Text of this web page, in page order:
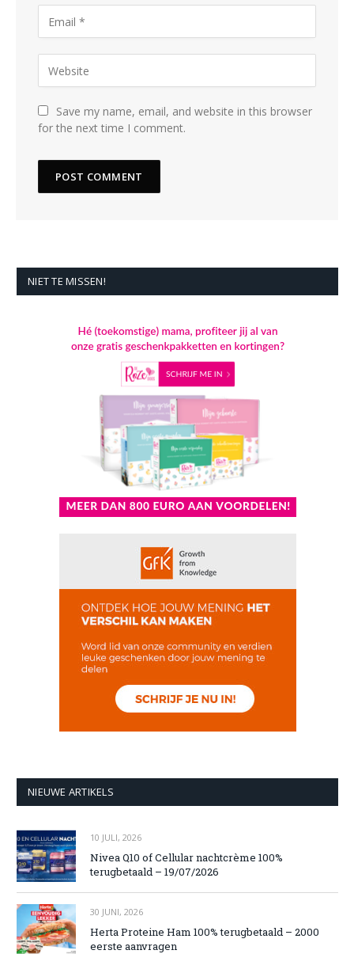
Save my name, email, and website in this browser
for the next time I comment.
NIET TE MISSEN!
NIEUWE ARTIKELS
10 JULI, 2026
Nivea Q10 of Cellular nachtcrème 100%
terugbetaald – 19/07/2026
30 JUNI, 2026
Herta Proteine Ham 100% terugbetaald – 2000
eerste aanvragen